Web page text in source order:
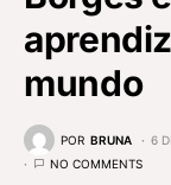
mundo
POR BRUNA 6
NO COMMENTS